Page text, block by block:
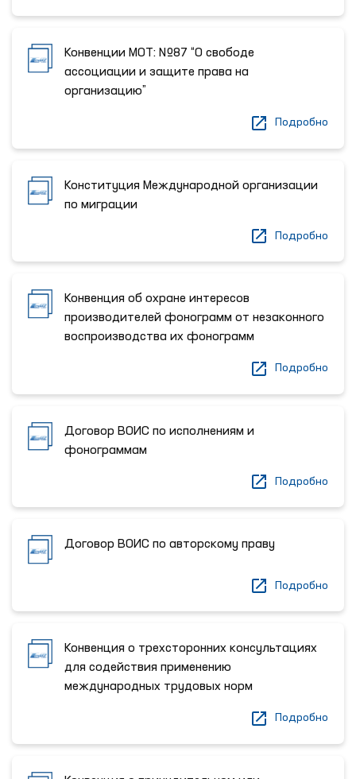
Конвенции МОТ: №87 “О свободе
ассоциации и защите права на
организацию”
Подробно
Конституция Международной организации
по миграции
Подробно
Конвенция об охране интересов
производителей фонограмм от незаконного
воспроизводства их фонограмм
Подробно
Договор ВОИС по исполнениям и
фонограммам
Подробно
Договор ВОИС по авторскому праву
Подробно
Конвенция о трехсторонних консультациях
для содействия применению
международных трудовых норм
Подробно